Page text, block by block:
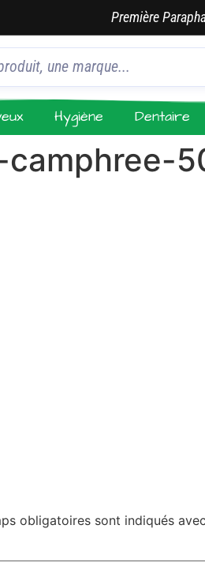
Première
Hygiène Dentaire
obligatoires sont indiqués